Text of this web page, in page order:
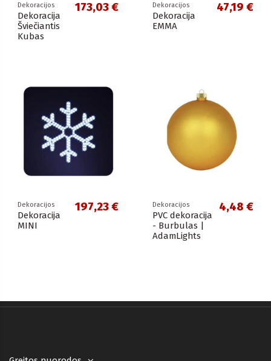
Dekoracijos
Dekoracija
Šviečiantis
Kubas
173,03 € Dekoracijos
Dekoracija
EMMA
47,19 €
Dekoracijos
Dekoracija
MINI
197,23 € Dekoracijos
PVC dekoracija
- Burbulas |
AdamLights
4,48 €